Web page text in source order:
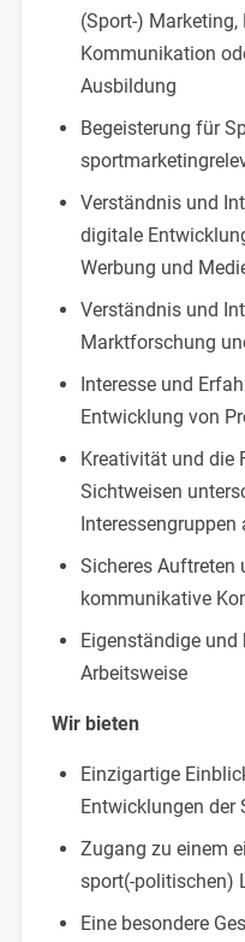
(Sport-) Marketing,
Kommunikation
Ausbildung
Begeisterung für
Verständnis und
digitale
Werbung und
Verständnis und
Marktforschung
Interesse und
Entwicklung von
Kreativität und die
Sichtweisen
Interessengruppen
Sicheres Auftreten
kommunikative
Eigenständige
Arbeitsweise
Wir bieten
Einzigartige
Entwicklungen der
Zugang zu einem
sport(-politischen)
Eine besondere